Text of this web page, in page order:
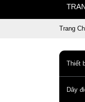
Trang
Thiết
Dây